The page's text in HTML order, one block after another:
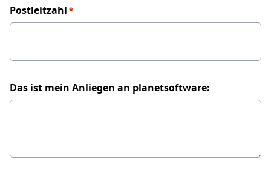
Postleitzahl *
Das ist mein Anliegen an planetsoftware: